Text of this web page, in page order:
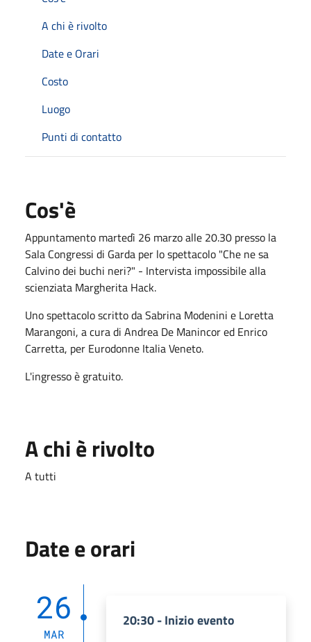
A chi è rivolto
Date e Orari
Costo
Luogo
Punti di contatto
Cos'è
Appuntamento martedì 26 marzo alle 20.30 presso la
Sala Congressi di Garda per lo spettacolo "Che ne sa
Calvino dei buchi neri?" - Intervista impossibile alla
scienziata Margherita Hack.
Uno spettacolo scritto da Sabrina Modenini e Loretta
Marangoni, a cura di Andrea De Manincor ed Enrico
Carretta, per Eurodonne Italia Veneto.
L'ingresso è gratuito.
A chi è rivolto
A tutti
Date e orari
26
MAR
20:30 - Inizio evento